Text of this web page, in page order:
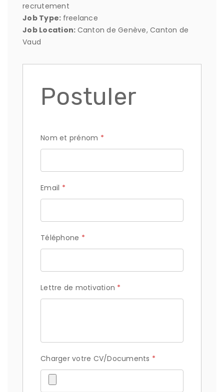
recrutement
Job Type: freelance
Job Location: Canton de Genève Canton de
Vaud
Postuler
Nom et prénom *
Email *
Téléphone *
Lettre de motivation *
Charger votre CV/Documents *